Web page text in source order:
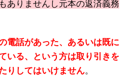
ありませんし元本の返済義務
電話があった、あるいは既に
いる、という方は取り引きを
りしてはいけません。